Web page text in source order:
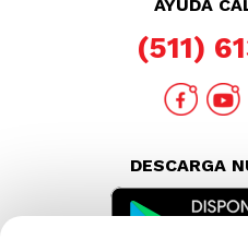
AYUDA
(511)
DESCARGA